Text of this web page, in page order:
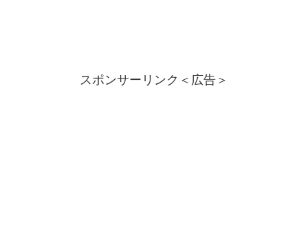
スポンサーリンク＜広告＞